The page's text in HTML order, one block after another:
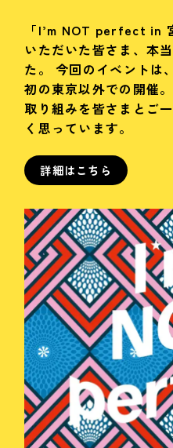
「I’m NOT perfect in
いただいた皆さま、本
た。 今回のイベントは
初の東京以外での開催
取り組みを皆さまとご
く思っています。